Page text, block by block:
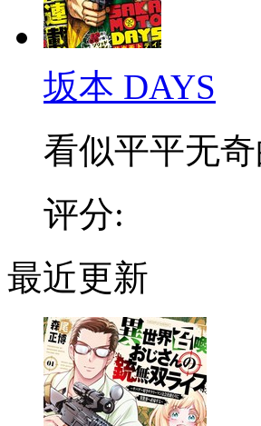
坂本 DAYS
看似平平无
评分:
最近更新